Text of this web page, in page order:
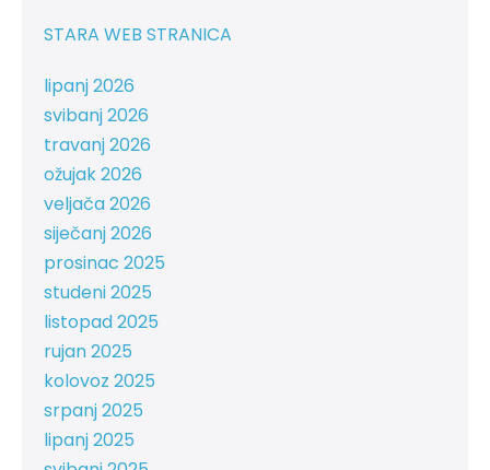
STARA WEB STRANICA
lipanj 2026
svibanj 2026
travanj 2026
ožujak 2026
veljača 2026
siječanj 2026
prosinac 2025
studeni 2025
listopad 2025
rujan 2025
kolovoz 2025
srpanj 2025
lipanj 2025